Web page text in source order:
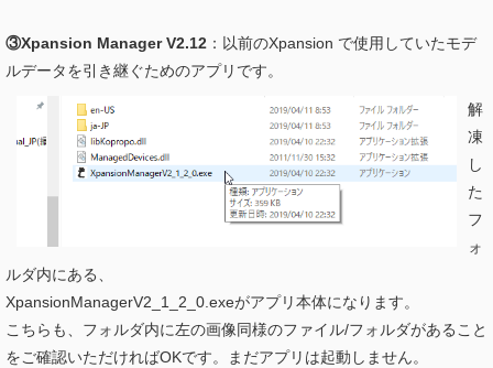
③Xpansion Manager V2.12 ：以前のXpansion で使用していたモデ
ルデータを引き継ぐためのアプリです。
解
凍
し
た
フ
ォ
ルダ内にある、
XpansionManagerV2_1_2_0.exeがアプリ本体になります。
こちらも、フォルダ内に左の画像同様のファイル/フォルダがあること
をご確認いただければOKです。まだアプリは起動しません。